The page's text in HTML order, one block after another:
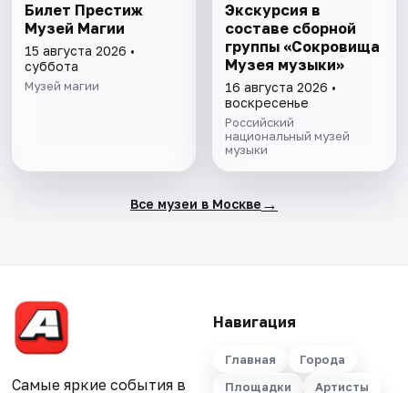
Билет Престиж
Музей Магии
15 августа 2026 •
суббота
Музей магии
Экскурсия в
составе сборной
группы «Сокровища
Музея музыки»
16 августа 2026 •
воскресенье
Российский
национальный музей
музыки
Все музеи в Москве →
Самые яркие события в
Навигация
Главная
Города
Площадки
Артисты